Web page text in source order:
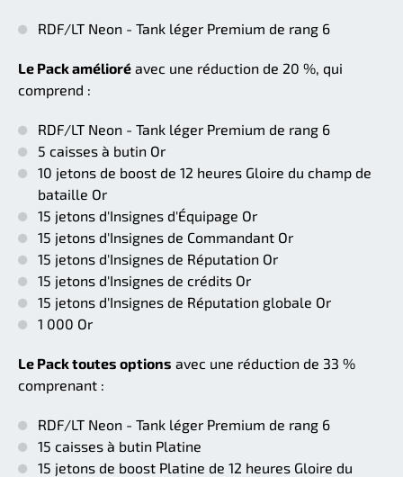
RDF/LT Neon - Tank léger Premium de rang 6
Le Pack amélioré avec une réduction de 20 %, qui
comprend :
RDF/LT Neon - Tank léger Premium de rang 6
5 caisses à butin Or
10 jetons de boost de 12 heures Gloire du champ de
bataille Or
15 jetons d'Insignes d'Équipage Or
15 jetons d'Insignes de Commandant Or
15 jetons d'Insignes de Réputation Or
15 jetons d'Insignes de crédits Or
15 jetons d'Insignes de Réputation globale Or
1 000 Or
Le Pack toutes options avec une réduction de 33 %
comprenant :
RDF/LT Neon - Tank léger Premium de rang 6
15 caisses à butin Platine
15 jetons de boost Platine de 12 heures Gloire du